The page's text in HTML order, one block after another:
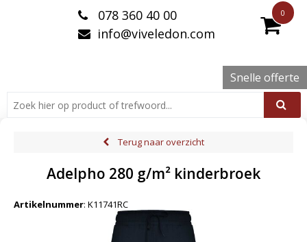
0
078 360 40 00
info@viveledon.com
Snelle offerte
Terug naar overzicht
Adelpho 280 g/m² kinderbroek
Artikelnummer: K11741RC